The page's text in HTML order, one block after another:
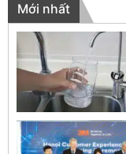
Mới nhất